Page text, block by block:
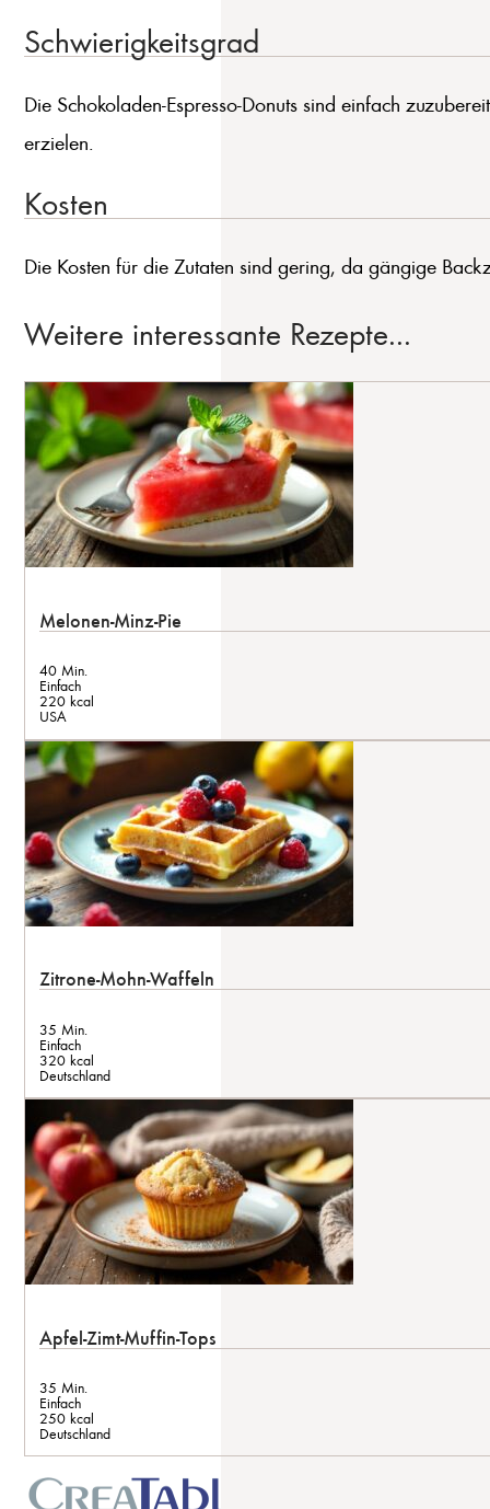
Schwierigkeitsgrad
Die Schokoladen-Espresso-Donuts sind einfach
erzielen.
Kosten
Die Kosten für die Zutaten sind gering, da gängige
Weitere interessante Rezepte...
Melonen-Minz-Pie
40 Min.
Einfach
220 kcal
USA
Zitrone-Mohn-Waffeln
35 Min.
Einfach
320 kcal
Deutschland
Apfel-Zimt-Muffin-Tops
35 Min.
Einfach
250 kcal
Deutschland